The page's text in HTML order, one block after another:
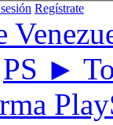
Regístrate
PS ►